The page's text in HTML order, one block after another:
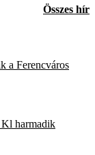
Összes hír
a Ferencváros
Kl harmadik